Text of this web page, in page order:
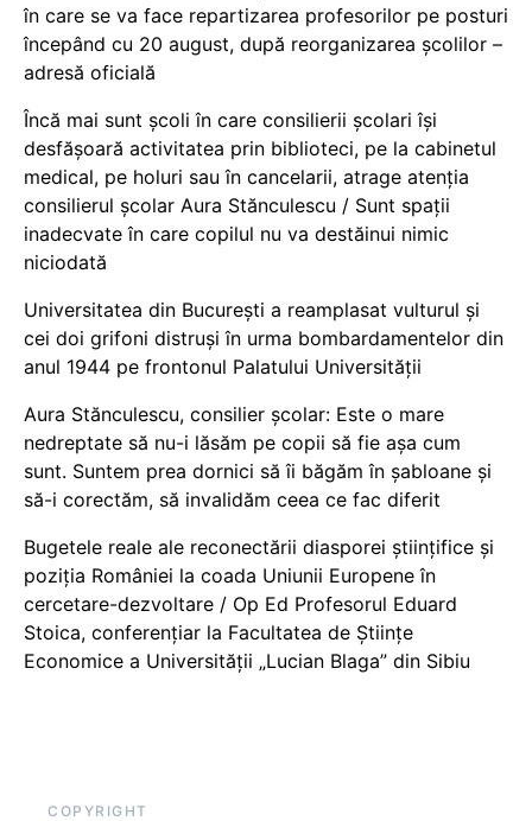
în care se va face repartizarea profesorilor pe posturi
începând cu 20 august, după reorganizarea școlilor –
adresă oficială
Încă mai sunt școli în care consilierii școlari își
desfășoară activitatea prin biblioteci, pe la cabinetul
medical, pe holuri sau în cancelarii, atrage atenția
consilierul școlar Aura Stănculescu / Sunt spații
inadecvate în care copilul nu va destăinui nimic
niciodată
Universitatea din București a reamplasat vulturul și
cei doi grifoni distruși în urma bombardamentelor din
anul 1944 pe frontonul Palatului Universității
Aura Stănculescu, consilier școlar: Este o mare
nedreptate să nu-i lăsăm pe copii să fie așa cum
sunt. Suntem prea dornici să îi băgăm în șabloane și
să-i corectăm, să invalidăm ceea ce fac diferit
Bugetele reale ale reconectării diasporei științifice și
poziția României la coada Uniunii Europene în
cercetare-dezvoltare / Op Ed Profesorul Eduard
Stoica, conferențiar la Facultatea de Științe
Economice a Universității „Lucian Blaga” din Sibiu
COPYRIGHT